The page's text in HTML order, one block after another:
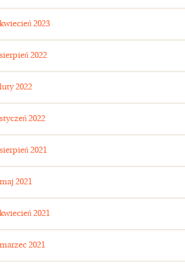
kwiecień 2023
sierpień 2022
luty 2022
styczeń 2022
sierpień 2021
maj 2021
kwiecień 2021
marzec 2021